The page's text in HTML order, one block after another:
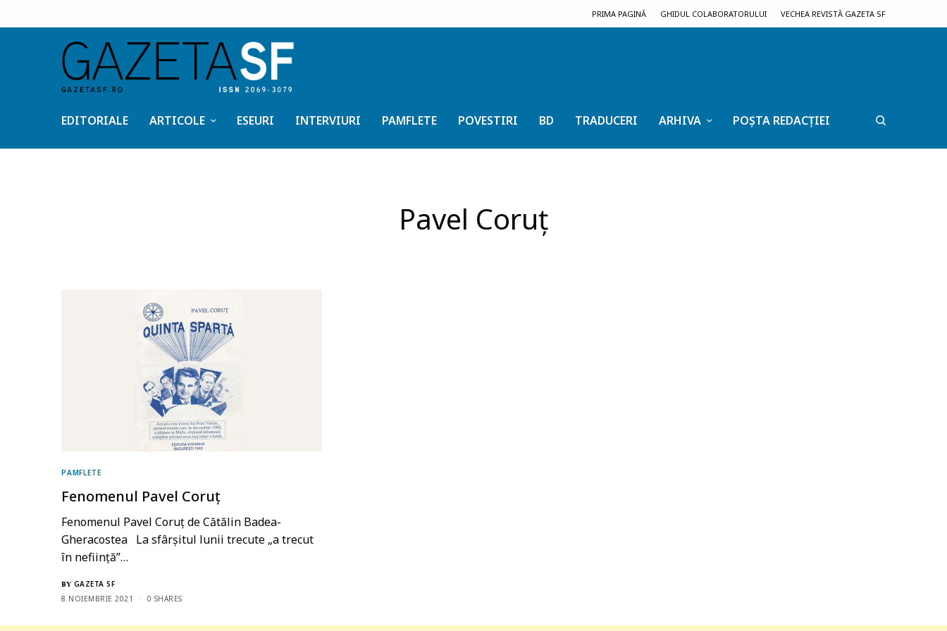
PRIMA PAGINĂ GHIDUL COLABORATORULUI VECHEA REVISTĂ GAZETA SF
EDITORIALE ARTICOLE ESEURI INTERVIURI PAMFLETE POVESTIRI BD TRADUCERI ARHIVA POȘTA REDACȚIEI
Pavel Coruț
PAMFLETE
Fenomenul Pavel Coruț
Fenomenul Pavel Coruţ de Cătălin Badea-
Gheracostea La sfârșitul lunii trecute „a trecut
în neființă”…
BY GAZETA SF
8 NOIEMBRIE 2021
0 SHARES